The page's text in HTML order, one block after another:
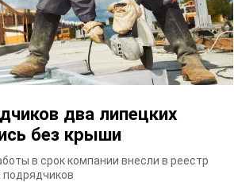
два липецких
без крыши
в срок компании внесли в реестр